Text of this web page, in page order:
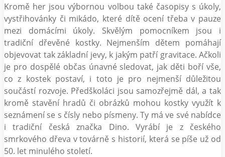
Kromě her jsou výbornou volbou také časopisy s úkoly,
vystřihovánky či mikádo, které dítě ocení třeba v pauze
mezi domácími úkoly. Skvělým pomocníkem jsou i
tradiční dřevěné kostky. Nejmenším dětem pomáhají
objevovat tak základní jevy, k jakým patří gravitace. Ačkoli
je pro dospělé občas únavné sledovat, jak děti boří vše,
co z kostek postaví, i toto je pro nejmenší důležitou
součástí rozvoje. Předškoláci jsou samozřejmě dál, a tak
kromě stavění hradů či obrázků mohou kostky využít k
seznámení se s čísly nebo písmeny. Ty má ve své nabídce
i tradiční česká značka Dino. Vyrábí je z českého
smrkového dřeva v továrně s historií, která se píše už od
50. let minulého století.